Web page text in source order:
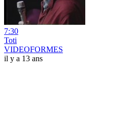
7:30
Toti
VIDEOFORMES
il y a 13 ans